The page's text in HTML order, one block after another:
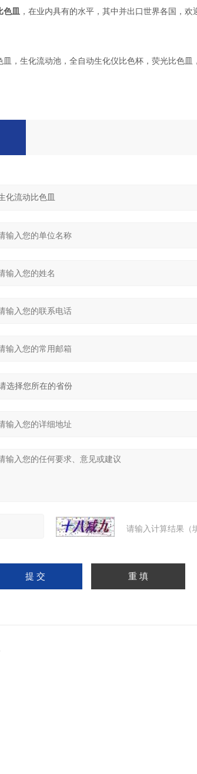
色皿 ，在业内具有的水平，其中并出口世界各国，
，生化流动池，全自动生化仪比色杯，荧光比色皿
请输入计算结果（